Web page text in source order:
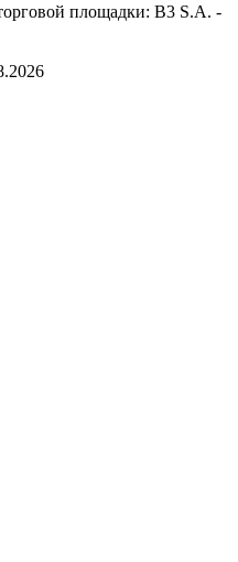
площадки: B3 S.A. -